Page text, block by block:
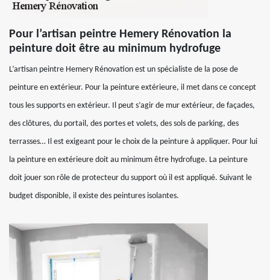
Pour l’artisan peintre Hemery Rénovation la
peinture doit être au minimum hydrofuge
L’artisan peintre Hemery Rénovation est un spécialiste de la pose de
peinture en extérieur. Pour la peinture extérieure, il met dans ce concept
tous les supports en extérieur. Il peut s’agir de mur extérieur, de façades,
des clôtures, du portail, des portes et volets, des sols de parking, des
terrasses… Il est exigeant pour le choix de la peinture à appliquer. Pour lui
la peinture en extérieure doit au minimum être hydrofuge. La peinture
doit jouer son rôle de protecteur du support où il est appliqué. Suivant le
budget disponible, il existe des peintures isolantes.